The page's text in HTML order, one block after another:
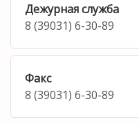
Дежурная служба
8 (39031) 6-30-89
Факс
8 (39031) 6-30-89